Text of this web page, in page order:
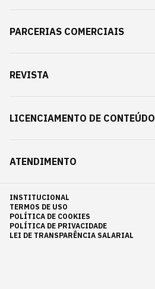
PARCERIAS COMERCIAIS
REVISTA
LICENCIAMENTO DE CONTEÚDO
ATENDIMENTO
INSTITUCIONAL
TERMOS DE USO
POLÍTICA DE COOKIES
POLÍTICA DE PRIVACIDADE
LEI DE TRANSPARÊNCIA SALARIAL